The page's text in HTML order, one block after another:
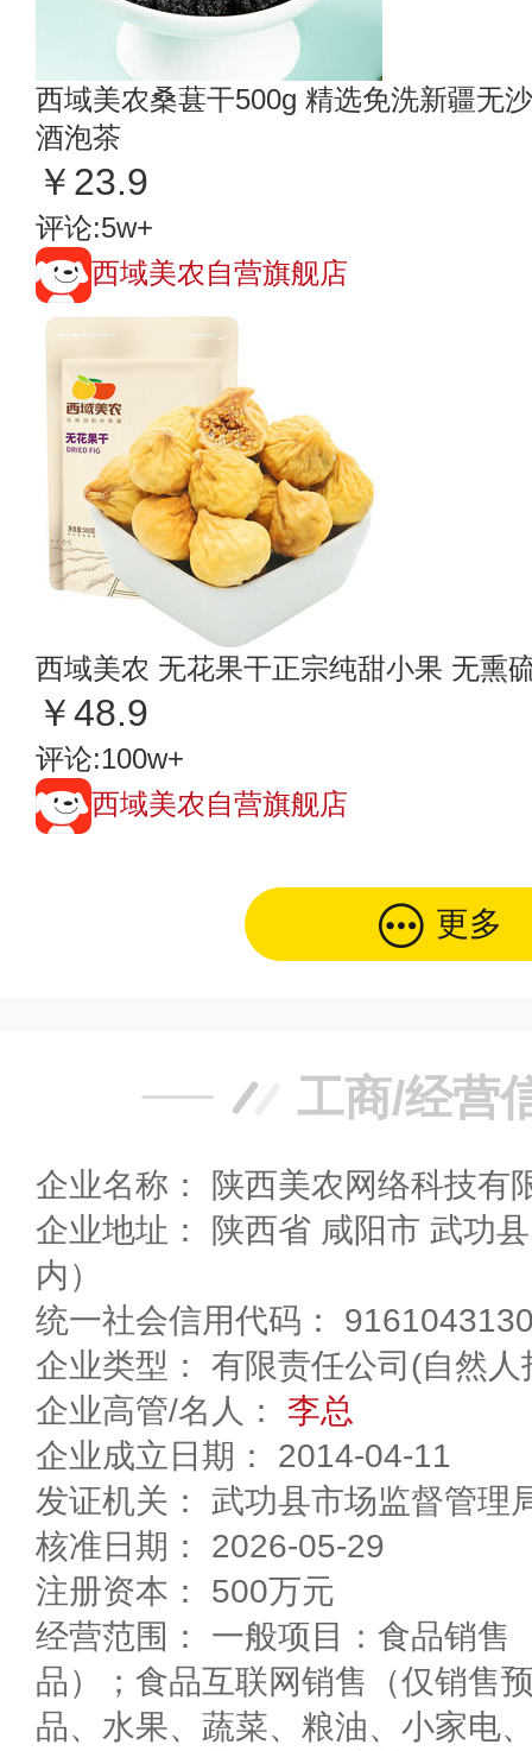
西域美农桑葚干500g 精选免洗新疆无
酒泡茶
￥23.9
评论:5w+
西域美农自营旗舰店
西域美农 无花果干正宗纯甜小果 无熏
￥48.9
评论:100w+
西域美农自营旗舰店
更多
工商/经营
企业名称： 陕西美农网络科技有
企业地址： 陕西省 咸阳市 武功县 工业园（女皇果蔬院
内）
统一社会信用代码：
企业类型： 有限责任公司(自然人
企业高管/名人： 李总
企业成立日期： 2014-04-11
发证机关： 武功县市场监督管理
核准日期： 2026-05-29
注册资本： 500万元
经营范围： 一般项目：食品销售
品）；食品互联网销售（仅销售
品、水果、蔬菜、粮油、小家电